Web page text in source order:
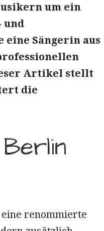
um ein
und
eine Sängerin aus
Artikel stellt
die
renommierte